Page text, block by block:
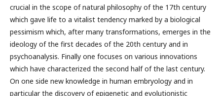
crucial in the scope of natural philosophy of the 17th century
which gave life to a vitalist tendency marked by a biological
pessimism which, after many transformations, emerges in the
ideology of the first decades of the 20th century and in
psychoanalysis. Finally one focuses on various innovations
which have characterized the second half of the last century.
On one side new knowledge in human embryology and in
particular the discovery of epigenetic and evolutionistic